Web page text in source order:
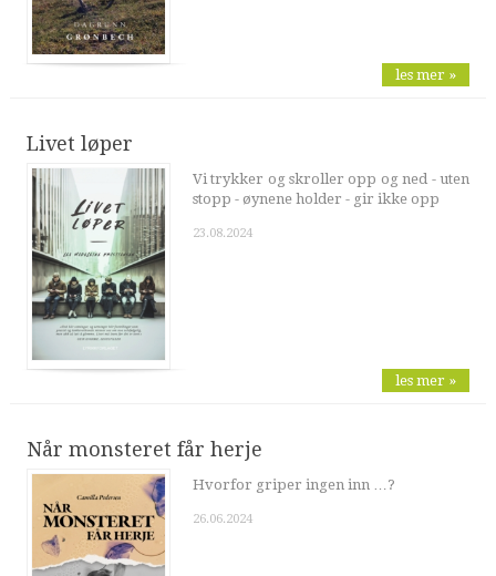
les mer »
Livet løper
Vi trykker og skroller opp og ned - uten
stopp - øynene holder - gir ikke opp
23.08.2024
les mer »
Når monsteret får herje
Hvorfor griper ingen inn …?
26.06.2024